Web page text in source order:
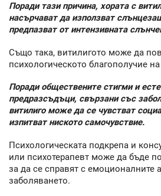
Поради тази причина, хората с
насърчават да използват
предпазват от интензивната
Също така, витилигото може да
психологическото благополучие
Поради обществените стигми и
предразсъдъци, свързани със
витилиго може да се чувстват
изпитват ниското самочувствие.
Психологическата подкрепа и
или психотерапевт може да бъде
за да се справят с емоционалните
заболяването.